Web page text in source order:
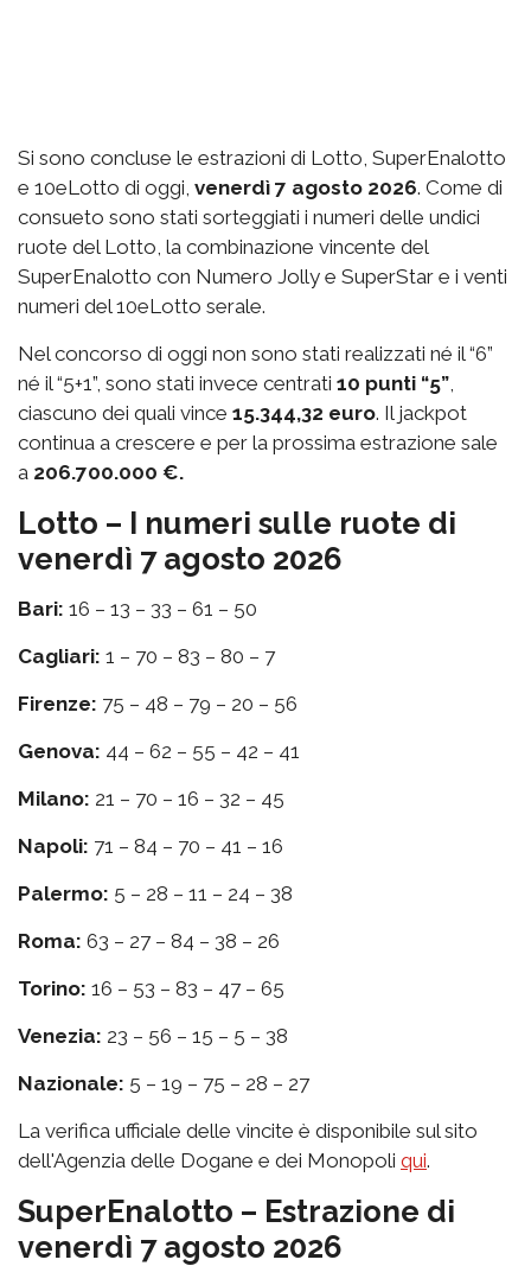
Si sono concluse le estrazioni di Lotto, SuperEnalotto
e 10eLotto di oggi, venerdì 7 agosto 2026. Come di
consueto sono stati sorteggiati i numeri delle undici
ruote del Lotto, la combinazione vincente del
SuperEnalotto con Numero Jolly e SuperStar e i venti
numeri del 10eLotto serale.
Nel concorso di oggi non sono stati realizzati né il “6”
né il “5+1”, sono stati invece centrati 10 punti “5”
ciascuno dei quali vince 15.344,32 euro. Il jackpot
continua a crescere e per la prossima estrazione sale
a 206.700.000 €.
Lotto – I numeri sulle ruote di
venerdì 7 agosto 2026
Bari: 16 – 13 – 33 – 61 – 50
Cagliari: 1 – 70 – 83 – 80 – 7
Firenze: 75 – 48 – 79 – 20 – 56
Genova: 44 – 62 – 55 – 42 – 41
Milano: 21 – 70 – 16 – 32 – 45
Napoli: 71 – 84 – 70 – 41 – 16
Palermo: 5 – 28 – 11 – 24 – 38
Roma: 63 – 27 – 84 – 38 – 26
Torino: 16 – 53 – 83 – 47 – 65
Venezia: 23 – 56 – 15 – 5 – 38
Nazionale: 5 – 19 – 75 – 28 – 27
La verifica ufficiale delle vincite è disponibile sul sito
dell'Agenzia delle Dogane e dei Monopoli qui.
SuperEnalotto – Estrazione di
venerdì 7 agosto 2026